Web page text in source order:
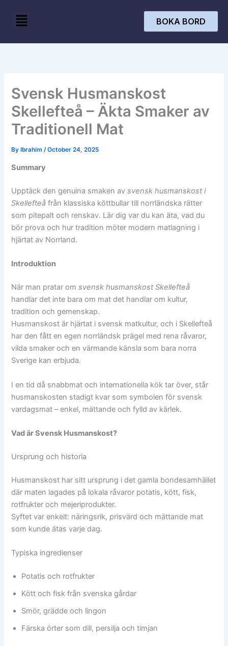
Menu BOKA BORD
Svensk Husmanskost
Skellefteå – Äkta Smaker av
Traditionell Mat
ByIbrahim /October 24, 2025
Summary
Upptäck den genuina smaken avsvensk husmanskost i
Skellefteå från klassiska köttbullar till norrländska rätter
som pitepalt och renskav. Lär dig var du kan äta, vad du
bör prova och hur tradition möter modern matlagning i
hjärtat av Norrland.
Introduktion
När man pratar omsvensk husmanskost Skellefteå
handlar det inte bara om mat det handlar om kultur,
tradition och gemenskap.
Husmanskost är hjärtat i svensk matkultur, och i Skellefteå
har den fått en egen norrländsk prägel med rena råvaror,
vilda smaker och en värmande känsla som bara norra
Sverige kan erbjuda.
I en tid då snabbmat och internationella kök tar över, står
husmanskosten stadigt kvar som symbolen för svensk
vardagsmat – enkel, mättande och fylld av kärlek.
Vad är Svensk Husmanskost?
Ursprung och historia
Husmanskost har sitt ursprung i det gamla bondesamhället
där maten lagades på lokala råvaror potatis, kött, fisk,
rotfrukter och mejeriprodukter.
Syftet var enkelt: näringsrik, prisvärd och mättande mat
som kunde ätas varje dag.
Typiska ingredienser
Potatis och rotfrukter
Kött och fisk från svenska gårdar
Smör, grädde och lingon
Färska örter som dill, persilja och timjan